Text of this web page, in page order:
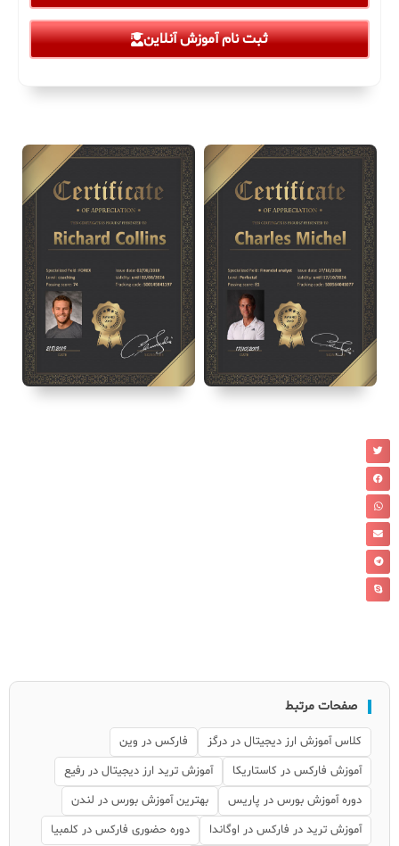
ثبت نام آموزش آنلاین
صفحات مرتبط
کلاس آموزش ارز دیجیتال در درگز
فارکس در وین
آموزش فارکس در کاستاریکا
آموزش ترید ارز دیجیتال در رفیع
دوره آموزش بورس در پاریس
بهترین آموزش بورس در لندن
آموزش ترید در فارکس در اوگاندا
دوره حضوری فارکس در کلمبیا